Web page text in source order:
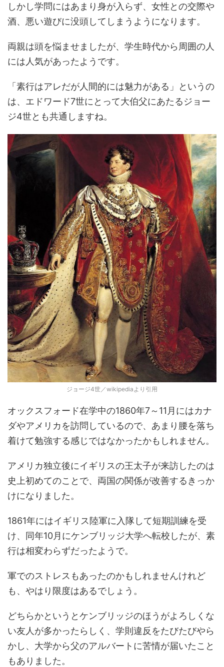
しかし学問にはあまり身が入らず、女性との交際や
酒、悪い遊びに没頭してしまうようになります。
両親は頭を悩ませましたが、学生時代から周囲の人
には人気があったようです。
「素行はアレだが人間的には魅力がある」というの
は、エドワード7世にとって大伯父にあたるジョー
ジ4世とも共通しますね。
ジョージ4世／wikipediaより引用
オックスフォード在学中の1860年7～11月にはカナ
ダやアメリカを訪問しているので、あまり腰を落ち
着けて勉強する感じではなかったかもしれません。
アメリカ独立後にイギリスの王太子が来訪したのは
史上初めてのことで、両国の関係が改善するきっか
けになりました。
1861年にはイギリス陸軍に入隊して短期訓練を受
け、同年10月にケンブリッジ大学へ転校したが、素
行は相変わらずだったようで。
軍でのストレスもあったのかもしれませんけれど
も、やはり限度はあるでしょう。
どちらかというとケンブリッジのほうがよろしくな
い友人が多かったらしく、学則違反をたびたびやら
かし、大学から父のアルバートに苦情が届いたこと
もありました。